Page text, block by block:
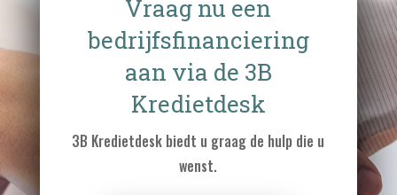
Vraag nu een
bedrijfsfinanciering
aan via de 3B
Kredietdesk
3B Kredietdesk biedt u graag de hulp die u
wenst.